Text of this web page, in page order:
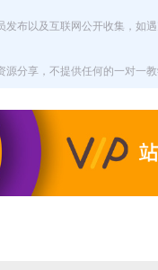
发布以及互联网公开收集，如
源分享，不提供任何的一对一